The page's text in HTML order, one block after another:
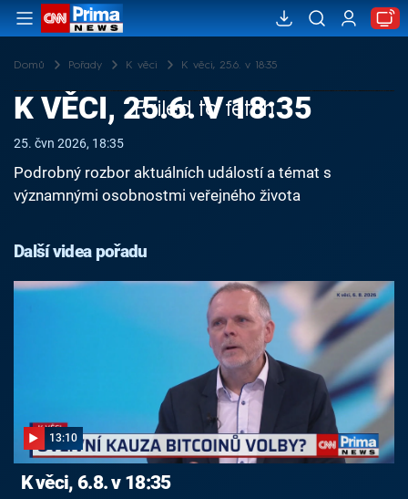
Domů Pořady K věci K věci, 25.6. v 18:35
Failed to fetch
K VĚCI, 25.6. V 18:35
25. čvn 2026, 18:35
Podrobný rozbor aktuálních událostí a témat s
významnými osobnostmi veřejného života
Další videa pořadu
13:10
K věci, 6.8. v 18:35